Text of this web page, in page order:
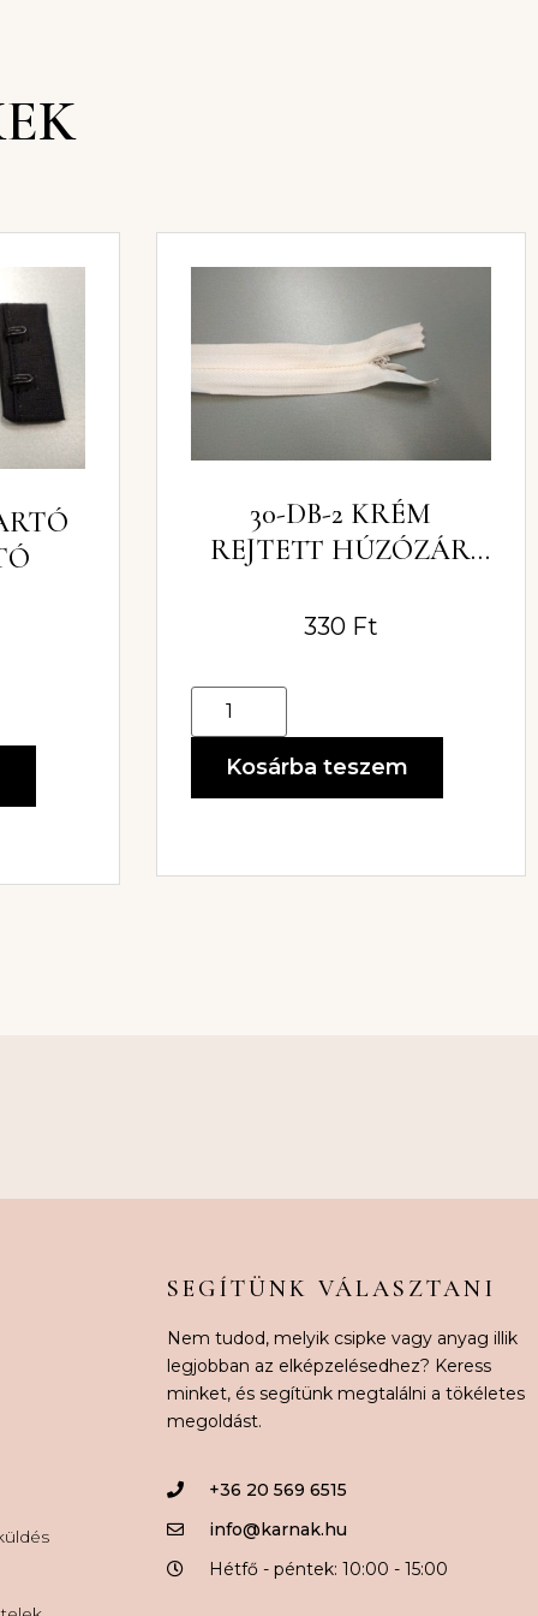
30-DB-2 KRÉM
REJTETT HÚZÓZÁR
330 Ft
Kosárba teszem
SEGÍTÜNK VÁLASZTANI
Nem tudod, melyik csipke vagy anyag illik
legjobban az elképzelésedhez? Keress
minket, és segítünk megtalálni a tökéletes
megoldást.
+36 20 569 6515
info@karnak.hu
Hétfő - péntek: 10:00 - 15:00